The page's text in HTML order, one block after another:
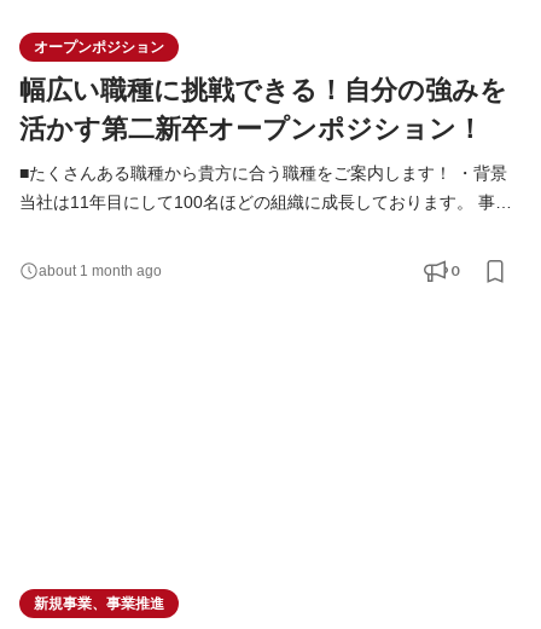
オープンポジション
幅広い職種に挑戦できる！自分の強みを
活かす第二新卒オープンポジション！
■たくさんある職種から貴方に合う職種をご案内します！ ・背景
当社は11年目にして100名ほどの組織に成長しております。 事業
わせてご活躍頂けるポジションをご案内します！ ■こんな仲間と
働きたい ・仲間と一緒に挑戦することに喜びを感じる方 ・自分の
about 1 month ago 0
新規事業、事業推進